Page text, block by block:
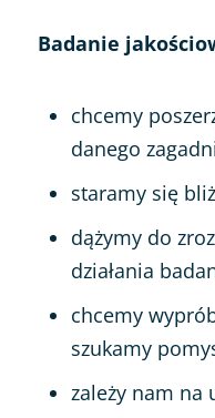
Badanie
chcemy
danego
staramy się
dążymy do
działania
chcemy
szukamy
zależy nam na